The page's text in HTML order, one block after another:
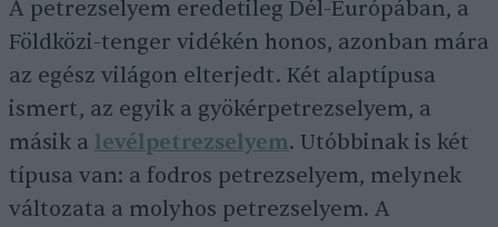
A petrezselyem eredetileg Dél-Európában, a
Földközi-tenger vidékén honos, azonban mára
az egész világon elterjedt. Két alaptípusa
ismert, az egyik a gyökérpetrezselyem, a
másik a levélpetrezselyem. Utóbbinak is két
típusa van: a fodros petrezselyem, melynek
változata a molyhos petrezselyem. A